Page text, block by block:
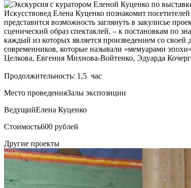
Искусствовед Елена Куценко познакомит
представится возможность заглянуть в закулисье
сценический образ спектаклей, – к постановкам по
каждый из которых является произведением со
современников, которые называли «мемуарами
Целкова, Евгения Михнова-Войтенко, Эдуарда
Продолжительность: 1,5 час
Место проведенияЗалы экспозиции
ВедущийЕлена Куценко
Стоимость600 рублей
Другие проекты